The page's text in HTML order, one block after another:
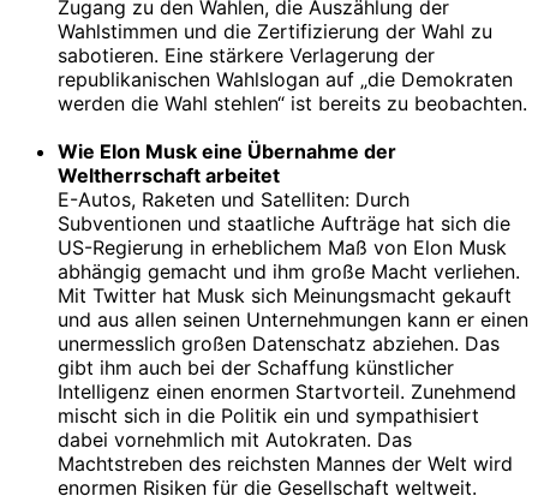
Zugang zu den Wahlen, die Auszählung der
Wahlstimmen und die Zertifizierung der Wahl zu
sabotieren. Eine stärkere Verlagerung der
republikanischen Wahlslogan auf „die Demokraten
werden die Wahl stehlen“ ist bereits zu beobachten.
Wie Elon Musk eine Übernahme der
Weltherrschaft arbeitet
E-Autos, Raketen und Satelliten: Durch
Subventionen und staatliche Aufträge hat sich die
US-Regierung in erheblichem Maß von Elon Musk
abhängig gemacht und ihm große Macht verliehen.
Mit Twitter hat Musk sich Meinungsmacht gekauft
und aus allen seinen Unternehmungen kann er einen
unermesslich großen Datenschatz abziehen. Das
gibt ihm auch bei der Schaffung künstlicher
Intelligenz einen enormen Startvorteil. Zunehmend
mischt sich in die Politik ein und sympathisiert
dabei vornehmlich mit Autokraten. Das
Machtstreben des reichsten Mannes der Welt wird
enormen Risiken für die Gesellschaft weltweit.